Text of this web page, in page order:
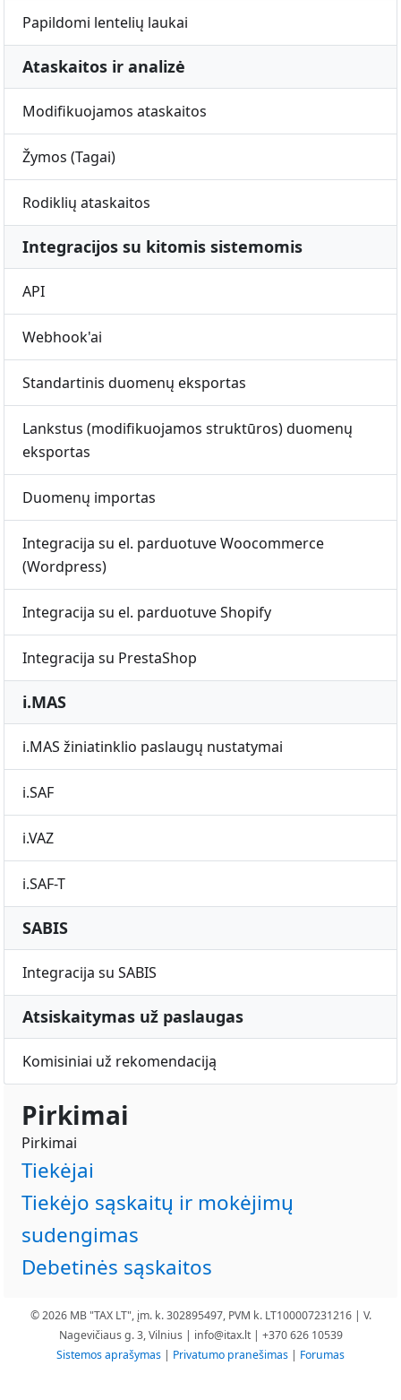
Papildomi lentelių laukai
Ataskaitos ir analizė
Modifikuojamos ataskaitos
Žymos (Tagai)
Rodiklių ataskaitos
Integracijos su kitomis sistemomis
API
Webhook'ai
Standartinis duomenų eksportas
Lankstus (modifikuojamos struktūros) duomenų
eksportas
Duomenų importas
Integracija su el. parduotuve Woocommerce
(Wordpress)
Integracija su el. parduotuve Shopify
Integracija su PrestaShop
i.MAS
i.MAS žiniatinklio paslaugų nustatymai
i.SAF
i.VAZ
i.SAF-T
SABIS
Integracija su SABIS
Atsiskaitymas už paslaugas
Komisiniai už rekomendaciją
Pirkimai
Pirkimai
Tiekėjai
Tiekėjo sąskaitų ir mokėjimų
sudengimas
Debetinės sąskaitos
© 2026 MB "TAX LT", įm. k. 302895497, PVM k. LT100007231216 | V.
Nagevičiaus g. 3, Vilnius | info@itax.lt| +370 626 10539
Sistemos aprašymas | Privatumo pranešimas | Forumas